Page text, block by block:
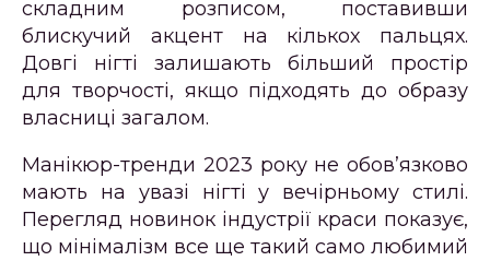
складним розписом, поставивши
блискучий акцент на кількох пальцях.
Довгі нігті залишають більший простір
для творчості, якщо підходять до образу
власниці загалом.
Манікюр-тренди 2023 року не обов’язково
мають на увазі нігті у вечірньому стилі.
Перегляд новинок індустрії краси показує,
що мінімалізм все ще такий само любимий